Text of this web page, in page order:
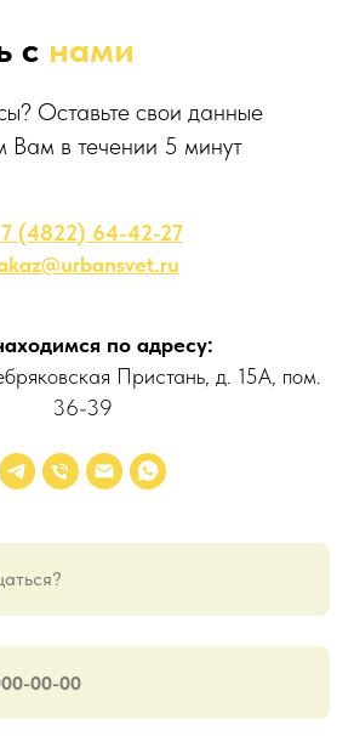
с нами
Оставьте свои данные
Вам в течении 5 минут
(4822) 64-42-27
по адресу:
Пристань, д. 15А, пом.
36-39